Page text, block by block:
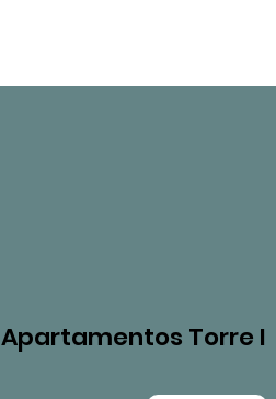
Apartamentos Torre I